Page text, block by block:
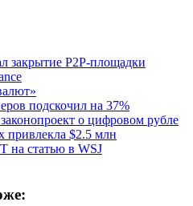
закрытие P2P-площадки
подскочил на 37%
о цифровом рубле
$2.5 млн
на статью в WSJ